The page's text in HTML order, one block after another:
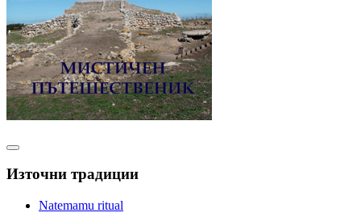
Източни традиции
Natemamu ritual